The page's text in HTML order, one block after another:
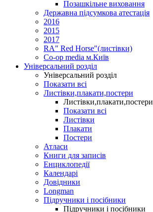
Позашкільне виховання
Державна підсумкова атестація
2016
2015
2017
RA" Red Horse"(листівки)
Co-op media м.Київ
Універсальний розділ
Універсальний розділ
Показати всі
Листівки,плакати,постери
Листівки,плакати,постери
Показати всі
Листівки
Плакати
Постери
Атласи
Книги для записів
Енциклопедії
Календарі
Довідники
Longman
Підручники і посібники
Підручники і посібники